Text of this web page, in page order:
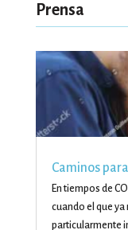
Prensa
Caminos
En tiempos de
cuando el que ya
particularmente